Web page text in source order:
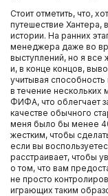
Стоит отметить, что,
путешествие Хантера,
истории. На ранних
менеджера даже во
выступлений, но я все
и, в конце концов,
учитывая
в течение нескольких
ФИФА, что облегчает
качестве обычного
меня было бы менее
жестким, чтобы
если вы
расстраивает, чтобы
о том, что вам
не просто
играющих таким